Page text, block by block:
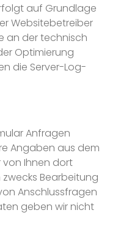
auf Grundlage
Websitebetreiber
an der technisch
Optimierung
die Server-Log-
Anfragen
Angaben aus dem
von Ihnen dort
Bearbeitung
Anschlussfragen
geben wir nicht